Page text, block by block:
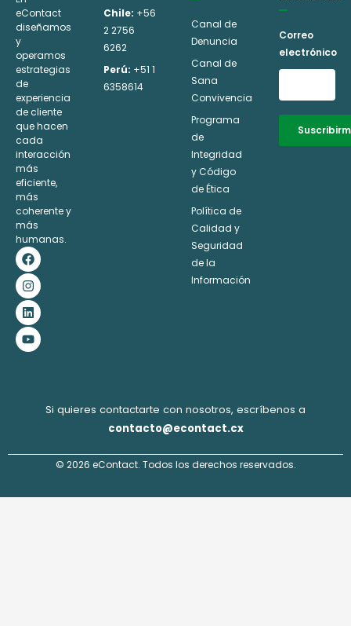
eContact
diseñamos
y
operamos
estrategias
de
experiencia
de cliente
que hacen
cada
interacción
más
eficiente,
más
coherente y
más
humanas.
F
a
c
e
b
o
o
k
I
n
s
t
a
g
r
a
m
L
i
n
k
e
d
i
n
Y
o
u
t
u
b
e
Chile: +56
2 2756
6262
Perú: +51 1
6358614
Canal de
Denuncia
Canal de
Sana
Convivencia
Programa
de
Integridad
y Código
de Ética
Política de
Calidad y
Seguridad
de la
Información
Correo
electrónico
Si quieres contactarte con nosotros, escríbenos a
contacto@econtact.cx
© 2026 eContact. Todos los derechos reservados.